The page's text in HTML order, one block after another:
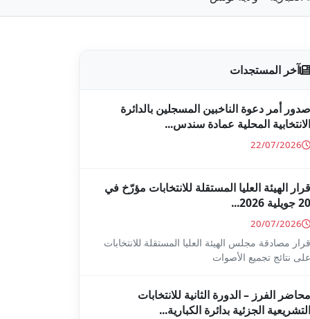
آخر المستجدات
صدور أمر دعوة الناخبين المسجلين بالدائرة
الانتخابية المحلية عمادة سندس...
22/07/2026
قرار الهيئة العليا المستقلة للانتخابات مؤرّخ في
20 جويلية 2026...
20/07/2026
قرار مصادقة مجلس الهيئة العليا المستقلة للانتخابات
على نتائج تجميع الأصوات
محاضر الفرز – الدورة الثانية للانتخابات
التشريعية الجزئية بدائرة الكبارية...